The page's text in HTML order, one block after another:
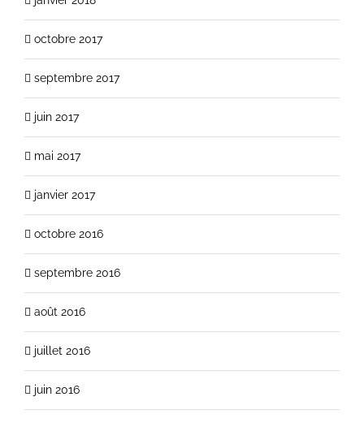
octobre 2017
septembre 2017
juin 2017
mai 2017
janvier 2017
octobre 2016
septembre 2016
août 2016
juillet 2016
juin 2016